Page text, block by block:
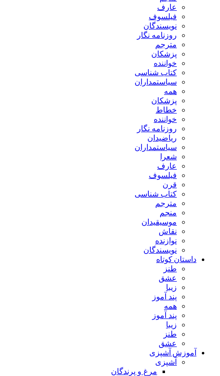
عارف
فیلسوف
نویسندگان
روزنامه نگار
مترجم
پزشکان
خواننده
کتاب شناسی
سیاستمداران
همه
پزشکان
خطاط
خواننده
روزنامه نگار
ریاضیدان
سیاستمداران
شعرا
عارف
فیلسوف
قرن
کتاب شناسی
مترجم
منجم
موسیقیدان
نقاش
نوازنده
نویسندگان
داستان کوتاه
طنز
عشق
زیبا
پند آموز
همه
پند آموز
زیبا
طنز
عشق
آموزش آشپزی
آشپزی
مرغ و پرندگان